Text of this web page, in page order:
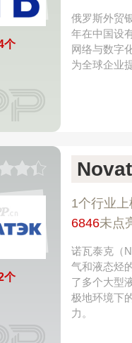
个
俄罗斯外贸
年在中国设
网络与数字
为全球企业
个
1个行业
6846未点
诺瓦泰克（
气和液态烃
了多个大型
极地环境下
力。